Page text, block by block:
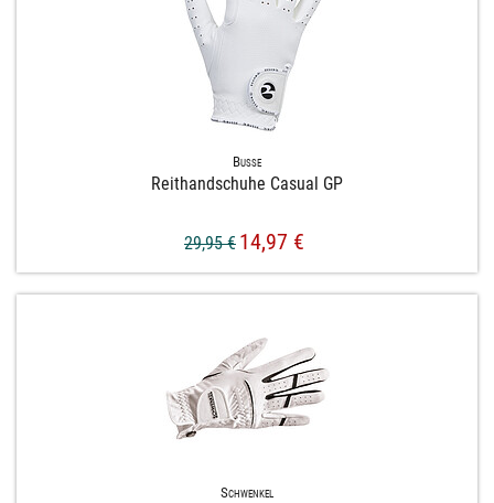
Busse
Reithandschuhe Casual GP
29,95 € 14,97 €
Schwenkel